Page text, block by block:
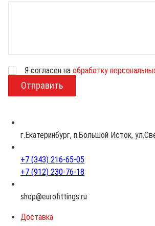
з
Я согласен на обработку
г.Екатеринбург, п.Большой Исток,
+7 (343) 216-65-05
+7 (912) 230-76-18
shop@eurofittings.ru
Доставка